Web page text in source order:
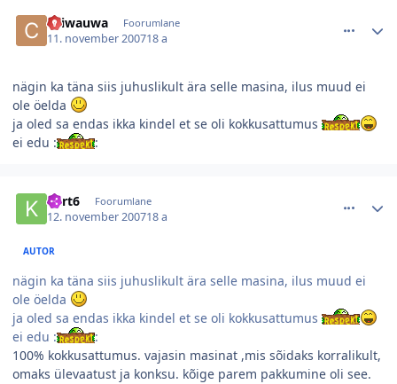
chiwauwa Foorumlane
11. november 200718 a
nägin ka täna siis juhuslikult ära selle masina, ilus muud ei
ole öelda
ja oled sa endas ikka kindel et se oli kokkusattumus
ei edu :
:
kert6 Foorumlane
12. november 200718 a
AUTOR
nägin ka täna siis juhuslikult ära selle masina, ilus muud ei
ole öelda
ja oled sa endas ikka kindel et se oli kokkusattumus
ei edu :
:
100% kokkusattumus. vajasin masinat ,mis sõidaks korralikult,
omaks ülevaatust ja konksu. kõige parem pakkumine oli see.